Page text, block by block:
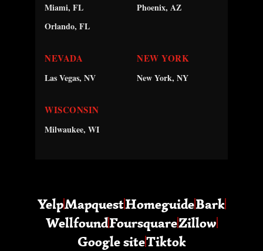
Miami, FL
Orlando, FL
Phoenix, AZ
NEVADA
Las Vegas, NV
NEW YORK
New York, NY
WISCONSIN
Milwaukee, WI
YelpMapquestHomeguideBark
WellfoundFoursquareZillow
Google siteTiktok